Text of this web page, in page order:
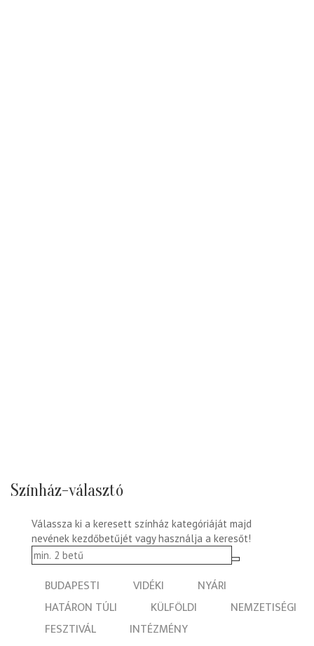
Színház-választó
Válassza ki a keresett színház kategóriáját majd
nevének kezdőbetűjét vagy használja a keresőt!
BUDAPESTI VIDÉKI
NYÁRI
HATÁRON TÚLI
KÜLFÖLDI
NEMZETISÉGI
FESZTIVÁL
INTÉZMÉNY